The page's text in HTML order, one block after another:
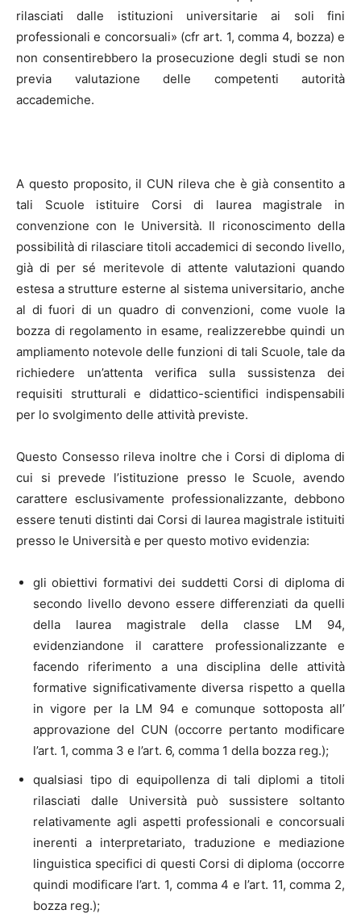
rilasciati dalle istituzioni universitarie ai soli fini
professionali e concorsuali» (cfr art. 1, comma 4, bozza) e
non consentirebbero la prosecuzione degli studi se non
previa valutazione delle competenti autorità
accademiche.
A questo proposito, il CUN rileva che è già consentito a
tali Scuole istituire Corsi di laurea magistrale in
convenzione con le Università. Il riconoscimento della
possibilità di rilasciare titoli accademici di secondo livello,
già di per sé meritevole di attente valutazioni quando
estesa a strutture esterne al sistema universitario, anche
al di fuori di un quadro di convenzioni, come vuole la
bozza di regolamento in esame, realizzerebbe quindi un
ampliamento notevole delle funzioni di tali Scuole, tale da
richiedere un’attenta verifica sulla sussistenza dei
requisiti strutturali e didattico-scientifici indispensabili
per lo svolgimento delle attività previste.
Questo Consesso rileva inoltre che i Corsi di diploma di
cui si prevede l’istituzione presso le Scuole, avendo
carattere esclusivamente professionalizzante, debbono
essere tenuti distinti dai Corsi di laurea magistrale istituiti
presso le Università e per questo motivo evidenzia:
gli obiettivi formativi dei suddetti Corsi di diploma di
secondo livello devono essere differenziati da quelli
della laurea magistrale della classe LM 94,
evidenziandone il carattere professionalizzante e
facendo riferimento a una disciplina delle attività
formative significativamente diversa rispetto a quella
in vigore per la LM 94 e comunque sottoposta all’
approvazione del CUN (occorre pertanto modificare
l’art. 1, comma 3 e l’art. 6, comma 1 della bozza reg.);
qualsiasi tipo di equipollenza di tali diplomi a titoli
rilasciati dalle Università può sussistere soltanto
relativamente agli aspetti professionali e concorsuali
inerenti a interpretariato, traduzione e mediazione
linguistica specifici di questi Corsi di diploma (occorre
quindi modificare l’art. 1, comma 4 e l’art. 11, comma 2,
bozza reg.);